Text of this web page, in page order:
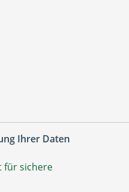
Ihrer Daten
für sichere